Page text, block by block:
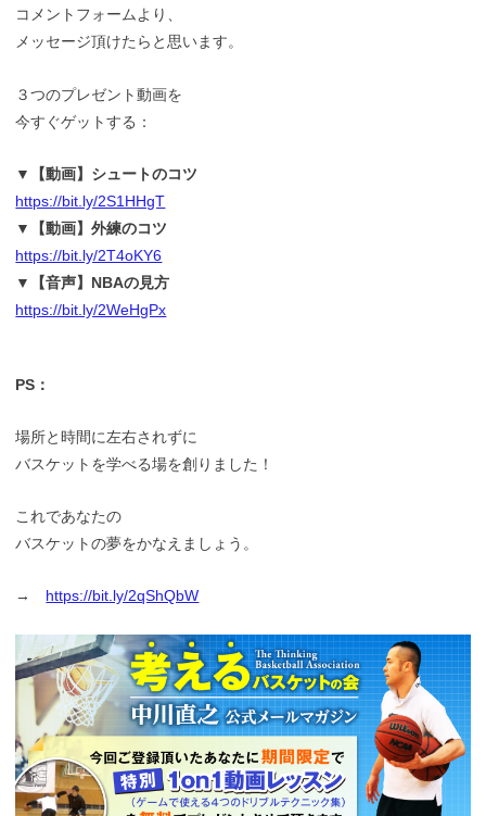
コメントフォームより、
メッセージ頂けたらと思います。
３つのプレゼント動画を
今すぐゲットする：
▼【動画】シュートのコツ
https://bit.ly/2S1HHgT
▼【動画】外練のコツ
https://bit.ly/2T4oKY6
▼【音声】NBAの見方
https://bit.ly/2WeHgPx
PS：
場所と時間に左右されずに
バスケットを学べる場を創りました！
これであなたの
バスケットの夢をかなえましょう。
→ https://bit.ly/2qShQbW